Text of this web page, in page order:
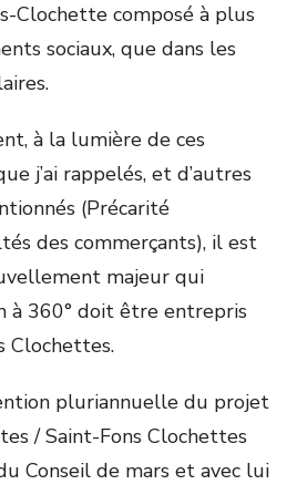
Clochette composé à plus
sociaux, que dans les
à la lumière de ces
j’ai rappelés, et d’autres
(Précarité
des commerçants), il est
majeur qui
à 360° doit être entrepris
Clochettes.
pluriannuelle du projet
/ Saint-Fons Clochettes
Conseil de mars et avec lui